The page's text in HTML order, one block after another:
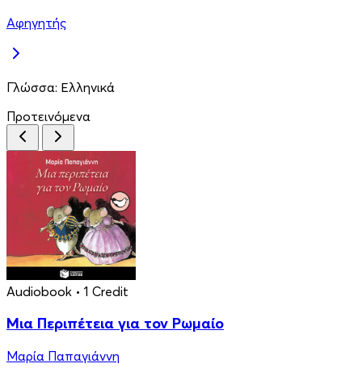
Αφηγητής
Γλώσσα: Ελληνικά
Προτεινόμενα
Audiobook • 1 Credit
Μια Περιπέτεια για τον Ρωμαίο
Μαρία Παπαγιάννη